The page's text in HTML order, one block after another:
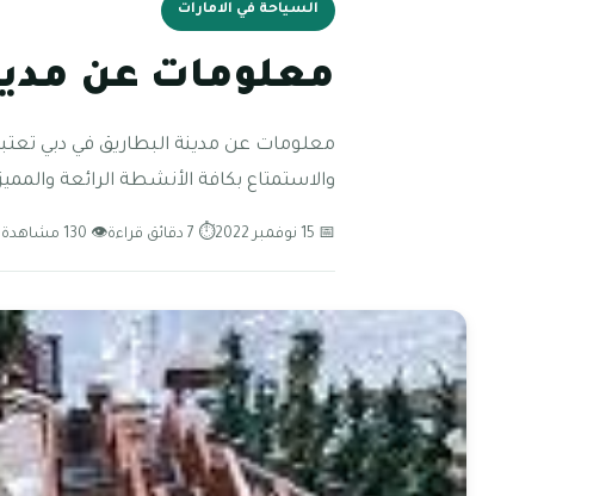
السياحة في الامارات
معلومات عن
معلومات عن مدينة البطاريق في دبي تعتبر
والاستمتاع بكافة الأنشطة الرائعة
📅 15 نوفمبر 2022 ⏱ 7 دقائق قراءة 👁 130 مشاهدة